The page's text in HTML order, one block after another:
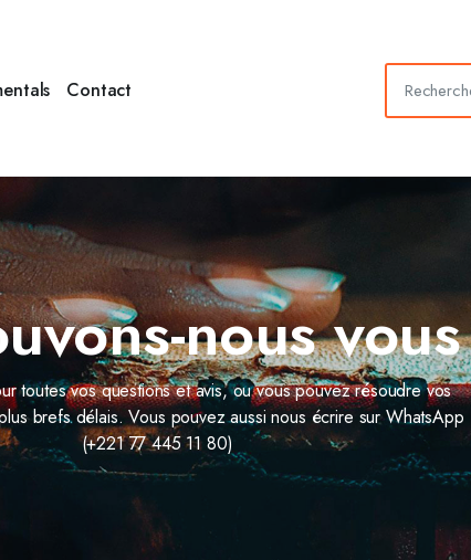
Contact
nous
toutes vos questions et avis, ou vous pouvez résoudre vos
brefs délais. Vous pouvez aussi nous écrire sur WhatsApp
(+221 77 445 11 80)